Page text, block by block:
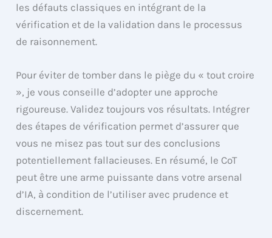
les défauts classiques en intégrant de la
vérification et de la validation dans le processus
de raisonnement.
Pour éviter de tomber dans le piège du « tout croire
», je vous conseille d’adopter une approche
rigoureuse. Validez toujours vos résultats. Intégrer
des étapes de vérification permet d’assurer que
vous ne misez pas tout sur des conclusions
potentiellement fallacieuses. En résumé, le CoT
peut être une arme puissante dans votre arsenal
d’IA, à condition de l’utiliser avec prudence et
discernement.